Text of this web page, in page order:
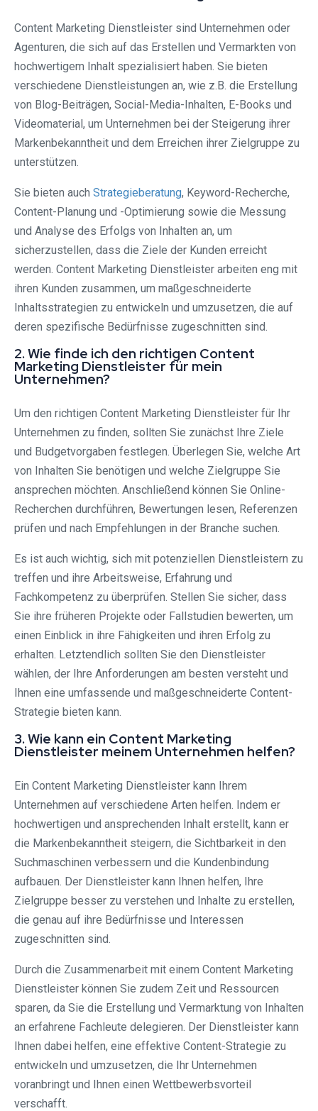
Content Marketing Dienstleister sind Unternehmen oder
Agenturen, die sich auf das Erstellen und Vermarkten von
hochwertigem Inhalt spezialisiert haben. Sie bieten
verschiedene Dienstleistungen an, wie z.B. die Erstellung
von Blog-Beiträgen, Social-Media-Inhalten, E-Books und
Videomaterial, um Unternehmen bei der Steigerung ihrer
Markenbekanntheit und dem Erreichen ihrer Zielgruppe zu
unterstützen.
Sie bieten auch Strategieberatung, Keyword-Recherche,
Content-Planung und -Optimierung sowie die Messung
und Analyse des Erfolgs von Inhalten an, um
sicherzustellen, dass die Ziele der Kunden erreicht
werden. Content Marketing Dienstleister arbeiten eng mit
ihren Kunden zusammen, um maßgeschneiderte
Inhaltsstrategien zu entwickeln und umzusetzen, die auf
deren spezifische Bedürfnisse zugeschnitten sind.
2. Wie finde ich den richtigen Content
Marketing Dienstleister für mein
Unternehmen?
Um den richtigen Content Marketing Dienstleister für Ihr
Unternehmen zu finden, sollten Sie zunächst Ihre Ziele
und Budgetvorgaben festlegen. Überlegen Sie, welche Art
von Inhalten Sie benötigen und welche Zielgruppe Sie
ansprechen möchten. Anschließend können Sie Online-
Recherchen durchführen, Bewertungen lesen, Referenzen
prüfen und nach Empfehlungen in der Branche suchen.
Es ist auch wichtig, sich mit potenziellen Dienstleistern zu
treffen und ihre Arbeitsweise, Erfahrung und
Fachkompetenz zu überprüfen. Stellen Sie sicher, dass
Sie ihre früheren Projekte oder Fallstudien bewerten, um
einen Einblick in ihre Fähigkeiten und ihren Erfolg zu
erhalten. Letztendlich sollten Sie den Dienstleister
wählen, der Ihre Anforderungen am besten versteht und
Ihnen eine umfassende und maßgeschneiderte Content-
Strategie bieten kann.
3. Wie kann ein Content Marketing
Dienstleister meinem Unternehmen helfen?
Ein Content Marketing Dienstleister kann Ihrem
Unternehmen auf verschiedene Arten helfen. Indem er
hochwertigen und ansprechenden Inhalt erstellt, kann er
die Markenbekanntheit steigern, die Sichtbarkeit in den
Suchmaschinen verbessern und die Kundenbindung
aufbauen. Der Dienstleister kann Ihnen helfen, Ihre
Zielgruppe besser zu verstehen und Inhalte zu erstellen,
die genau auf ihre Bedürfnisse und Interessen
zugeschnitten sind.
Durch die Zusammenarbeit mit einem Content Marketing
Dienstleister können Sie zudem Zeit und Ressourcen
sparen, da Sie die Erstellung und Vermarktung von Inhalten
an erfahrene Fachleute delegieren. Der Dienstleister kann
Ihnen dabei helfen, eine effektive Content-Strategie zu
entwickeln und umzusetzen, die Ihr Unternehmen
voranbringt und Ihnen einen Wettbewerbsvorteil
verschafft.